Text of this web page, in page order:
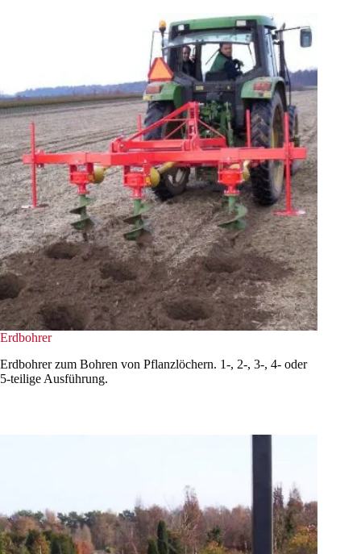
Erdbohrer
Erdbohrer zum Bohren von Pflanzlöchern. 1-, 2-, 3-, 4- oder
5-teilige Ausführung.